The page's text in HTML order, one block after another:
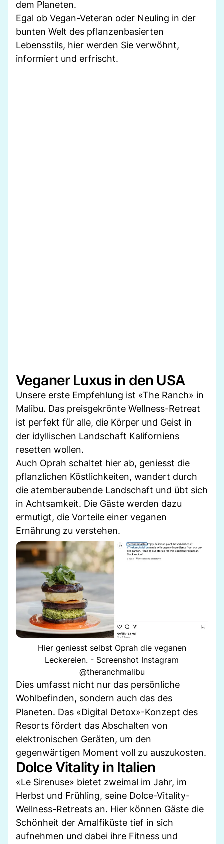
dem Planeten.
Egal ob Vegan-Veteran oder Neuling in der
bunten Welt des pflanzenbasierten
Lebensstils, hier werden Sie verwöhnt,
informiert und erfrischt.
Veganer Luxus in den USA
Unsere erste Empfehlung ist «The Ranch» in
Malibu. Das preisgekrönte Wellness-Retreat
ist perfekt für alle, die Körper und Geist in
der idyllischen Landschaft Kaliforniens
resetten wollen.
Auch Oprah schaltet hier ab, geniesst die
pflanzlichen Köstlichkeiten, wandert durch
die atemberaubende Landschaft und übt sich
in Achtsamkeit. Die Gäste werden dazu
ermutigt, die Vorteile einer veganen
Ernährung zu verstehen.
Hier geniesst selbst Oprah die veganen
Leckereien. - Screenshot Instagram
@theranchmalibu
Dies umfasst nicht nur das persönliche
Wohlbefinden, sondern auch das des
Planeten. Das «Digital Detox»-Konzept des
Resorts fördert das Abschalten von
elektronischen Geräten, um den
gegenwärtigen Moment voll zu auszukosten.
Dolce Vitality in Italien
«Le Sirenuse» bietet zweimal im Jahr, im
Herbst und Frühling, seine Dolce-Vitality-
Wellness-Retreats an. Hier können Gäste die
Schönheit der Amalfiküste tief in sich
aufnehmen und dabei ihre Fitness und